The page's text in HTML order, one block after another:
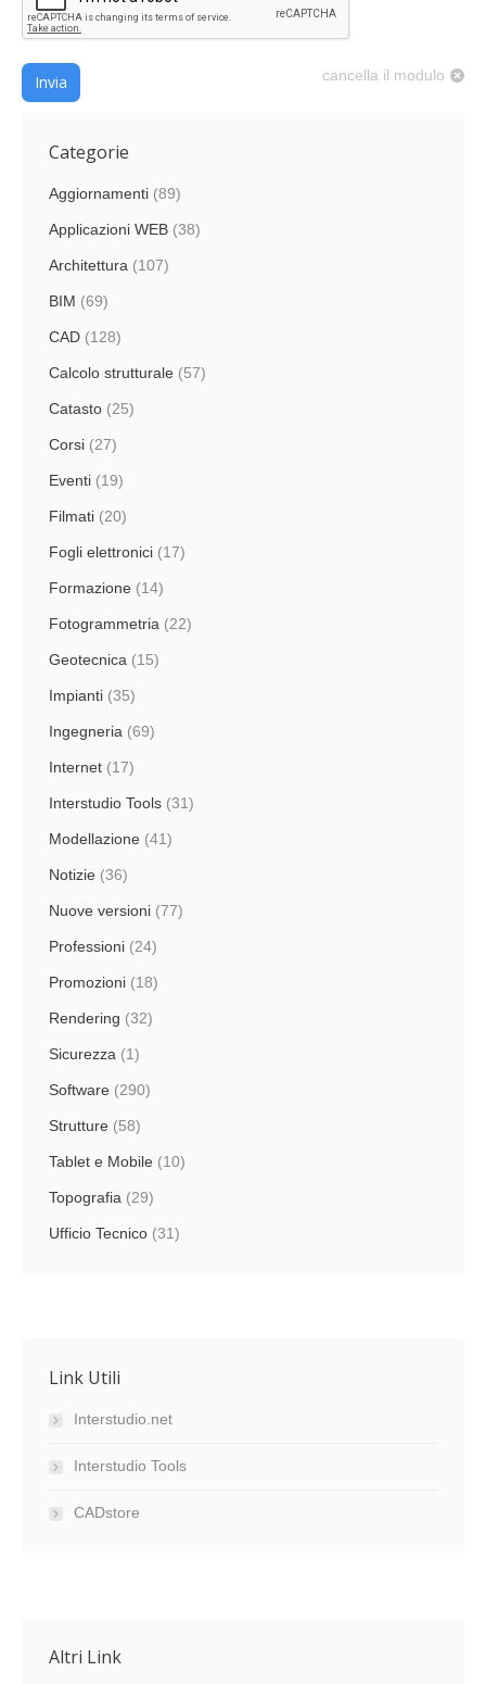
cancella il modulo
Invia
Categorie
Aggiornamenti (89)
Applicazioni WEB (38)
Architettura (107)
BIM (69)
CAD (128)
Calcolo strutturale (57)
Catasto (25)
Corsi (27)
Eventi (19)
Filmati (20)
Fogli elettronici (17)
Formazione (14)
Fotogrammetria (22)
Geotecnica (15)
Impianti (35)
Ingegneria (69)
Internet (17)
Interstudio Tools (31)
Modellazione (41)
Notizie (36)
Nuove versioni (77)
Professioni (24)
Promozioni (18)
Rendering (32)
Sicurezza (1)
Software (290)
Strutture (58)
Tablet e Mobile (10)
Topografia (29)
Ufficio Tecnico (31)
Link Utili
Interstudio.net
Interstudio Tools
CADstore
Altri Link